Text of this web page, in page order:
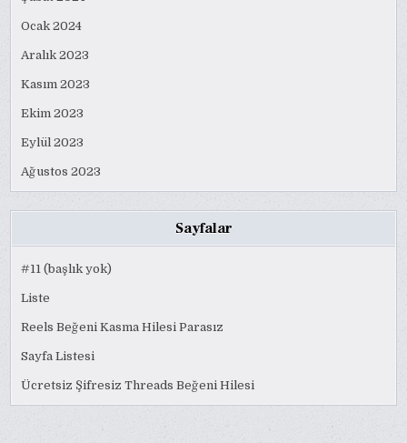
Ocak 2024
Aralık 2023
Kasım 2023
Ekim 2023
Eylül 2023
Ağustos 2023
Sayfalar
#11 (başlık yok)
Liste
Reels Beğeni Kasma Hilesi Parasız
Sayfa Listesi
Ücretsiz Şifresiz Threads Beğeni Hilesi